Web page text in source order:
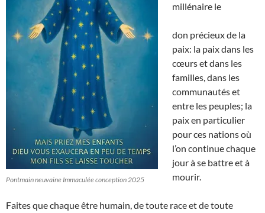
Pontmain neuvaine Immaculée conception 2025
millénaire le
don précieux de la
paix: la paix dans les
cœurs et dans les
familles, dans les
communautés et
entre les peuples; la
paix en particulier
pour ces nations où
l’on continue chaque
jour à se battre et à
mourir.
Faites que chaque être humain, de toute race et de toute